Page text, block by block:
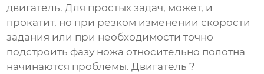
двигатель. Для простых задач, может, и
прокатит, но при резком изменении скорости
задания или при необходимости точно
подстроить фазу ножа относительно полотна
начинаются проблемы. Двигатель ?